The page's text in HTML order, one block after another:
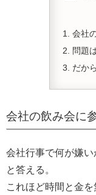
会社
問題
だか
会社の飲み会に
会社行事で何が嫌い
と答える。
これほど時間と金